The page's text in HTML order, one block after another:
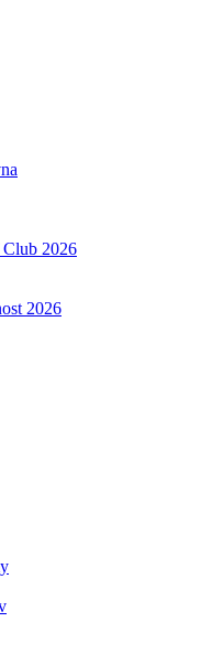
2026
2026